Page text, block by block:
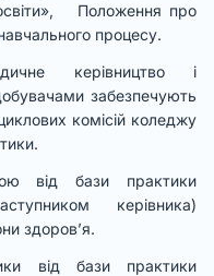
Положення про
процесу.
керівництво і
забезпечують
комісій коледжу
від бази практики
керівника)
здоров’я.
від бази практики